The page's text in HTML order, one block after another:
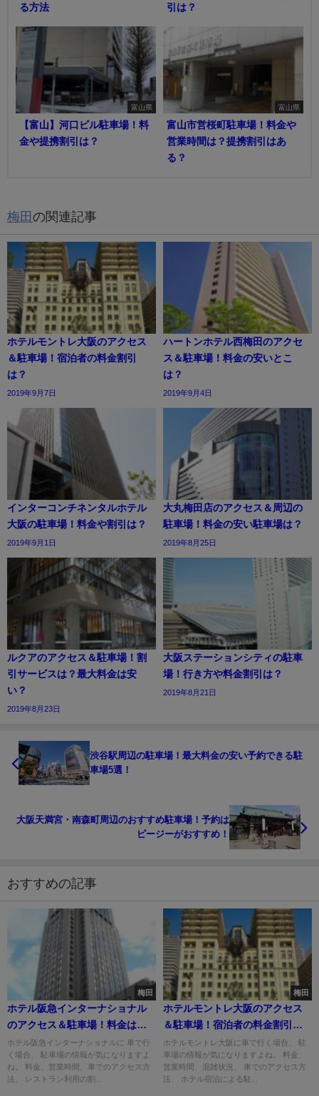
る方法
引は？
富山県
【富山】河口ビル駐車場！料
金や提携割引は？
富山県
富山市営桜町駐車場！料金や
営業時間は？提携割引はあ
る？
梅田 の関連記事
ホテルモントレ大阪のアクセス
＆駐車場！宿泊者の料金割引
は？
2019年9月7日
ハートンホテル西梅田のアクセ
ス＆駐車場！料金の安いとこ
は？
2019年9月4日
インターコンチネンタルホテル
大阪の駐車場！料金や割引は？
2019年9月1日
大丸梅田店のアクセス＆周辺の
駐車場！料金の安い駐車場は？
2019年8月25日
ルクアのアクセス＆駐車場！割
引サービスは？最大料金は安
い？
2019年8月23日
大阪ステーションシティの駐車
場！行き方や料金割引は？
2019年8月21日
渋谷駅周辺の駐車場！最大料金の安い予約できる駐
車場5選！
大阪天満宮・南森町周辺のおすすめ駐車場！予約は
ピージーがおすすめ！
おすすめの記事
梅田
ホテル阪急インターナショナル
のアクセス＆駐車場！料金は無
料？
ホテル阪急インターナショナルに 車で行
く場合、 駐車場の情報が気になりますよ
ね。 料金、営業時間、車でのアクセス方
法、 レストラン利用の割...
梅田
ホテルモントレ大阪のアクセス
＆駐車場！宿泊者の料金割引
は？
ホテルモントレ大阪に車で行く場合、 駐
車場の情報が気になりますよね。 料金、
営業時間、混雑状況、 車でのアクセス方
法、 ホテル宿泊による駐...